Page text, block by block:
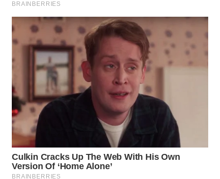
WN
SAMOSIR
WN
PADANG
LAWAS
SUMEDANG
WN
CIANJUR
WN
KEPULAUAN